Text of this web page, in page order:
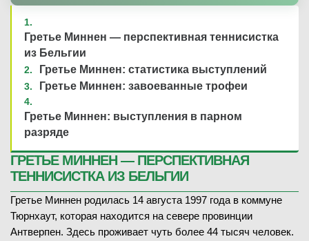
Гретье Миннен — перспективная теннисистка
из Бельгии
Гретье Миннен: статистика выступлений
Гретье Миннен: завоеванные трофеи
Гретье Миннен: выступления в парном
разряде
ГРЕТЬЕ МИННЕН — ПЕРСПЕКТИВНАЯ
ТЕННИСИСТКА ИЗ БЕЛЬГИИ
Гретье Миннен родилась 14 августа 1997 года в коммуне
Тюрнхаут, которая находится на севере провинции
Антверпен. Здесь проживает чуть более 44 тысяч человек.